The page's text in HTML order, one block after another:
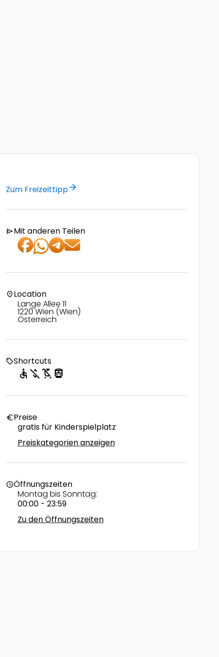
Zum Freizeittipparrow_forward
sendMit anderen Teilen
location_onLocation
Lange Allee 11
1220 Wien (Wien)
Österreich
local_offerShortcuts
accessible money_off child_friendly directions_transit
euroPreise
gratis für Kinderspielplatz
Preiskategorien anzeigen
scheduleÖffnungszeiten
Montag bis Sonntag:
00:00 - 23:59
Zu den Öffnungszeiten